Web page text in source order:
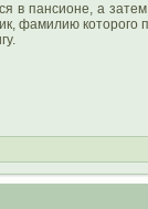
в пансионе, а
фамилию которого